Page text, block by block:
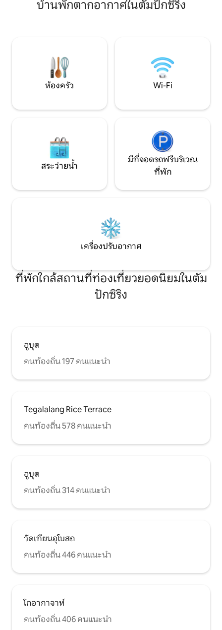
บรรยากาศส่วนตัวท่ามกลางธรรมชาติ < br
> < br > < br > < br > เดอะวิลล่า < br > • < <
พื้นป่า จึงให้คุณได้
กว้างขวางแต่เป็น
บ้านพักตากอากาศในตัมปักซิริง
ห้องครัว Wi-Fi
สระว่ายน้ำ
มีที่จอดรถฟรีบริเวณ
ที่พัก
เครื่องปรับอากาศ
ที่พักใกล้สถานที่ท่องเที่ยวยอดนิยมในตัม
ปักซิริง
อูบุด
คนท้องถิ่น 197 คนแนะนำ
Tegalalang Rice Terrace
คนท้องถิ่น 578 คนแนะนำ
อูบุด
คนท้องถิ่น 314 คนแนะนำ
วัดเทียนอุโบสถ
คนท้องถิ่น 446 คนแนะนำ
โกอากาจาห์
คนท้องถิ่น 406 คนแนะนำ